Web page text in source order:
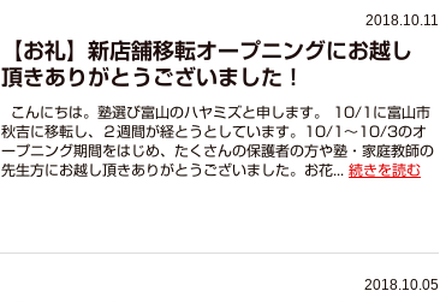
2018.10.11
【お礼】新店舗移転オープニングにお越し
頂きありがとうございました！
こんにちは。塾選び富山のハヤミズと申します。 10/1に富山市
秋吉に移転し、２週間が経とうとしています。10/1～10/3のオ
ープニング期間をはじめ、たくさんの保護者の方や塾・家庭教師の
先生方にお越し頂きありがとうございました。お花... 続きを読む
2018.10.05